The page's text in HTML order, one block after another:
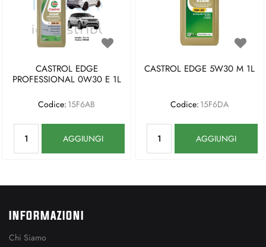
CASTROL EDGE
PROFESSIONAL 0W30 E 1L
Codice: 15F6AB
AGGIUNGI
CASTROL EDGE 5W30 M 1L
Codice: 15F6DA
AGGIUNGI
INFORMAZIONI
Chi Siamo